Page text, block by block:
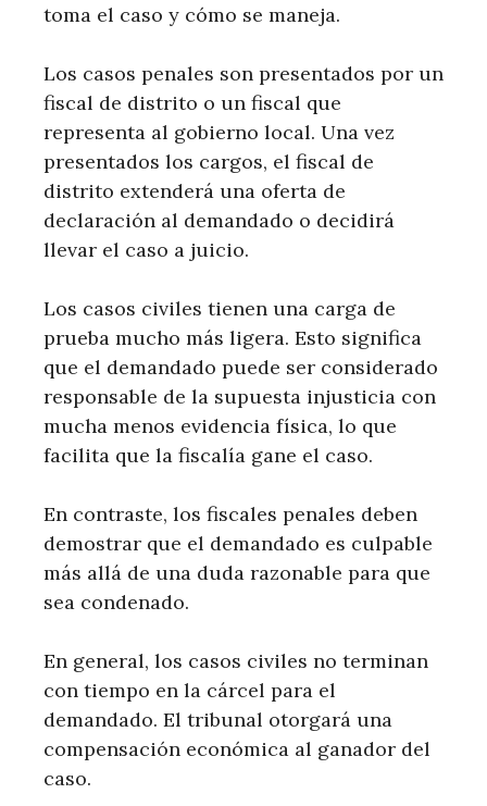
toma el caso y cómo se maneja.
Los casos penales son presentados por un
fiscal de distrito o un fiscal que
representa al gobierno local. Una vez
presentados los cargos, el fiscal de
distrito extenderá una oferta de
declaración al demandado o decidirá
llevar el caso a juicio.
Los casos civiles tienen una carga de
prueba mucho más ligera. Esto significa
que el demandado puede ser considerado
responsable de la supuesta injusticia con
mucha menos evidencia física, lo que
facilita que la fiscalía gane el caso.
En contraste, los fiscales penales deben
demostrar que el demandado es culpable
más allá de una duda razonable para que
sea condenado.
En general, los casos civiles no terminan
con tiempo en la cárcel para el
demandado. El tribunal otorgará una
compensación económica al ganador del
caso.